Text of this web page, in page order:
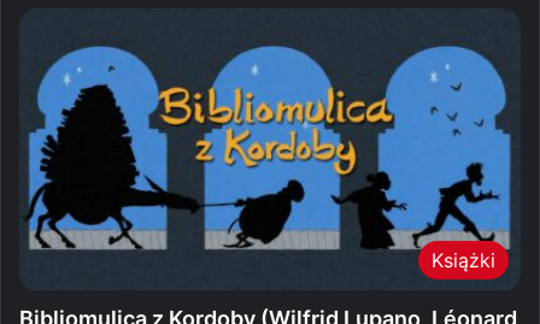
Książki
Bibliomulica z Kordoby (Wilfrid Lupano, Léonard